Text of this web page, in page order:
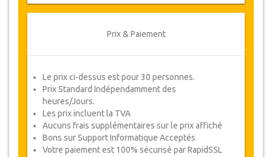
votre Coupon de service automatiquement.
Prix & Paiement
Le prix ci-dessus est pour 30 personnes.
Prix Standard Indépendamment des
heures/Jours.
Les prix incluent la TVA
Aucuns frais supplémentaires sur le prix affiché
Bons sur Support Informatique Acceptés
Votre paiement est 100% sécurisé par RapidSSL